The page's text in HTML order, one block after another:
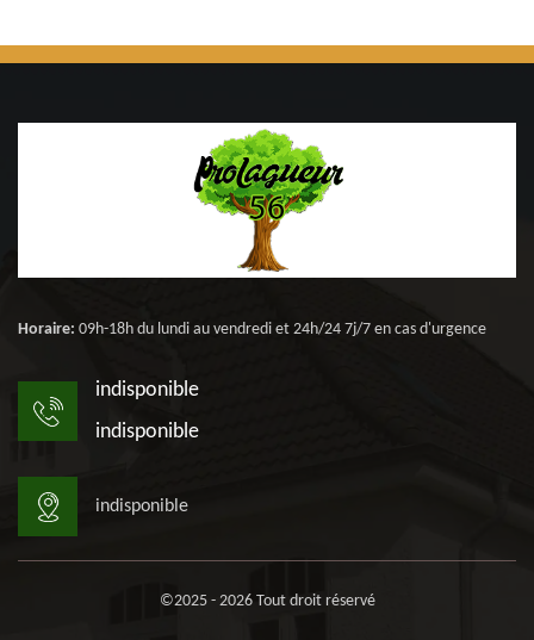
Horaire: 09h-18h du lundi au vendredi et 24h/24 7j/7 en cas d'urgence
indisponible
indisponible
indisponible
©2025 - 2026 Tout droit réservé